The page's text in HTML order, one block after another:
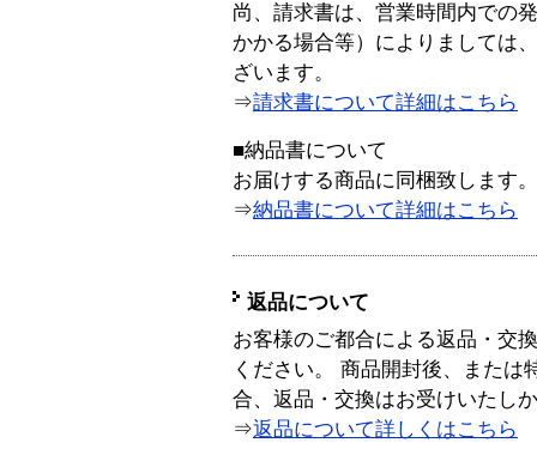
尚、請求書は、営業時間内での
かかる場合等）によりましては
ざいます。
⇒請求書について詳細はこちら
■納品書について
お届けする商品に同梱致します。
⇒納品書について詳細はこちら
返品について
お客様のご都合による返品・交
ください。 商品開封後、または
合、返品・交換はお受けいたし
⇒返品について詳しくはこちら